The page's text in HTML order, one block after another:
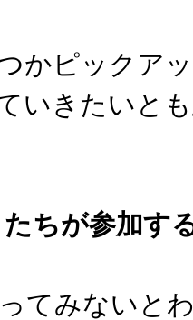
かピックア
いきたいと
ちが参加す
てみないと